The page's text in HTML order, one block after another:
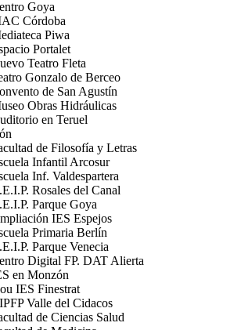
Goya
Córdoba
Piwa
Portalet
Teatro Fleta
Gonzalo de Berceo
de San Agustín
Obras Hidráulicas
en Teruel
de Filosofía y Letras
Infantil Arcosur
Inf. Valdespartera
Rosales del Canal
Parque Goya
IES Espejos
Primaria Berlín
Parque Venecia
Digital FP. DAT Alierta
en Monzón
IES Finestrat
Valle del Cidacos
de Ciencias Salud